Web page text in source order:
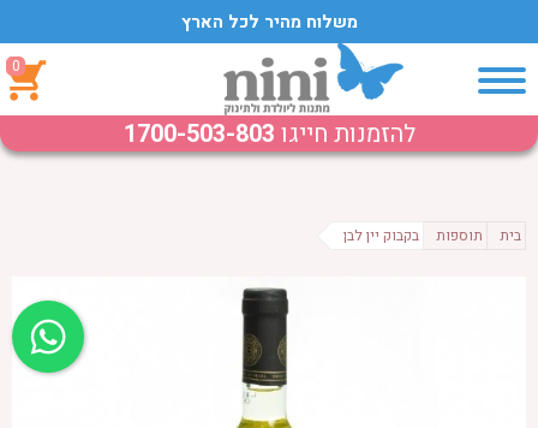
משלוח מהיר לכל הארץ
0
להזמנות חייגו 1700-503-803
בית תוספות בקבוק יין לבן